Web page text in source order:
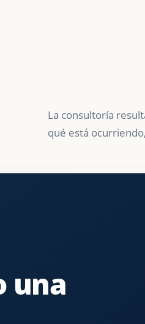
La consultoría
qué está
una